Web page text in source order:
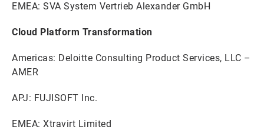
EMEA: SVA System Vertrieb Alexander GmbH
Cloud Platform Transformation
Americas: Deloitte Consulting Product Services, LLC –
AMER
APJ: FUJISOFT Inc.
EMEA: Xtravirt Limited